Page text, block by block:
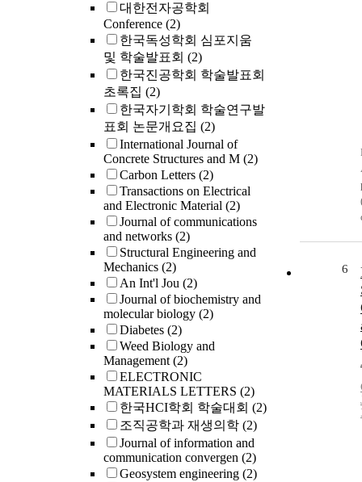
대한전자공학회
Conference (2)
한국독성학회 심포지움
및 학술발표회 (2)
한국진공학회 학술발표회
초록집 (2)
한국자기학회 학술연구발
표회 논문개요집 (2)
International Journal of
Concrete Structures and M (2)
Carbon Letters (2)
Transactions on Electrical
and Electronic Material (2)
Journal of communications
and networks (2)
Structural Engineering and
Mechanics (2)
An Int'l Jou (2)
Journal of biochemistry and
molecular biology (2)
Diabetes (2)
Weed Biology and
Management(2)
ELECTRONIC
MATERIALS LETTERS (2)
한국HCI학회 학술대회 (2)
조직공학과 재생의학 (2)
Journal of information and
communication convergen (2)
Geosystem engineering (2)
6